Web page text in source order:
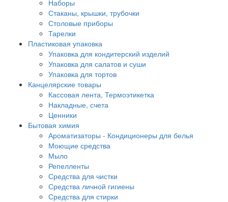
Наборы
Стаканы, крышки, трубочки
Столовые приборы
Тарелки
Пластиковая упаковка
Упаковка для кондитерский изделий
Упаковка для салатов и суши
Упаковка для тортов
Канцелярские товары
Кассовая лента, Термоэтикетка
Накладные, счета
Ценники
Бытовая химия
Ароматизаторы - Кондиционеры для белья
Моющие средства
Мыло
Репелленты
Средства для чистки
Средства личной гигиены
Средства для стирки